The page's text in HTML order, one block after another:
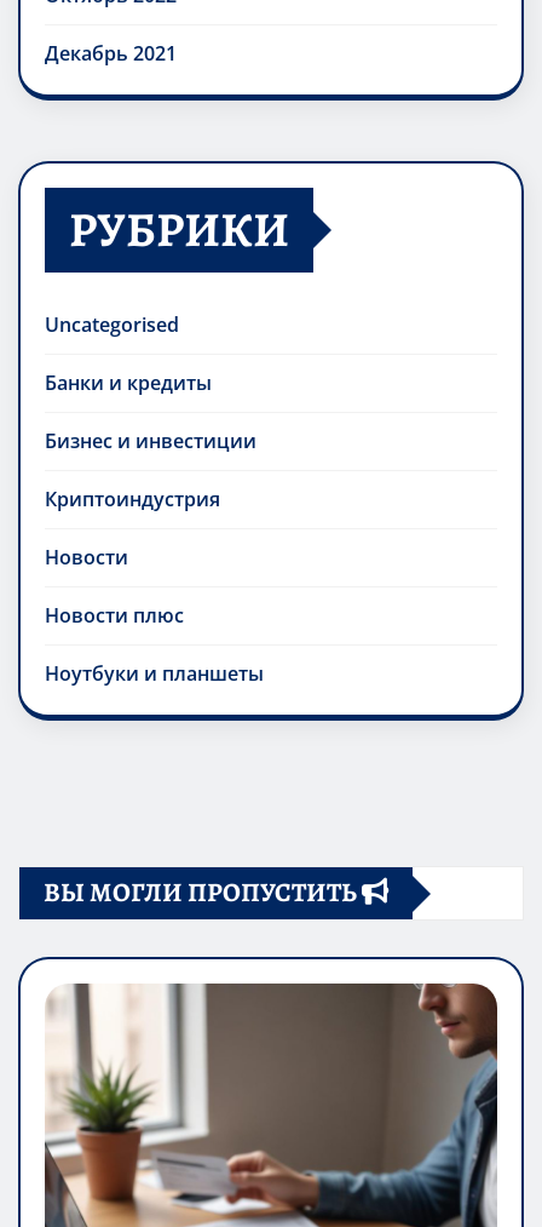
Декабрь 2021
РУБРИКИ
Uncategorised
Банки и кредиты
Бизнес и инвестиции
Криптоиндустрия
Новости
Новости плюс
Ноутбуки и планшеты
ВЫ МОГЛИ ПРОПУСТИТЬ